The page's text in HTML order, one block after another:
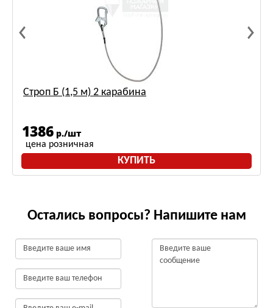
Строп Б (1,5 м) 2 карабина
1386 р./шт
цена розничная
КУПИТЬ
Остались вопросы? Напишите нам